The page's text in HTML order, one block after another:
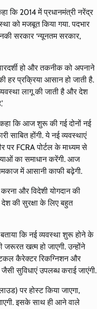
कि 2014 में प्रधानमंत्री नरेंद्र
को मजबूत किया गया. पदभार
सरकार ‘न्यूनतम सरकार,
हो और तकनीक को अपनाने
हर प्रक्रिया आसान हो जाती है.
लागू की जाती है और देश
कि आज शुरू की गई दोनों नई
साबित होंगी. ये नई व्यवस्थाएं
पर FCRA पोर्टल के माध्यम से
का समाधान करेंगी. आज
में आसानी काफी बढ़ेगी.
और विदेशी योगदान की
देश की सुरक्षा के लिए बहुत
कि नई व्यवस्था शुरू होने के
खत्म हो जाएगी. उन्होंने
कैरेक्टर रिकग्निशन और
सुविधाएं उपलब्ध कराई जाएंगी.
पर होस्ट किया जाएगा,
इसके साथ ही आने वाले